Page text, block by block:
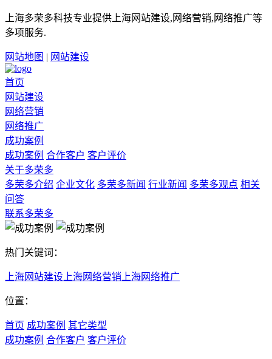
上海多荣多科技专业提供上海网站建设,网络营销,网络推广等
多项服务.
网站地图 | 网站建设
首页
网站建设
网络营销
网络推广
成功案例
成功案例 合作客户 客户评价
关于多荣多
多荣多介绍 企业文化 多荣多新闻 行业新闻 多荣多观点 相关
问答
联系多荣多
热门关键词：
上海网站建设 上海网络营销 上海网络推广
位置：
首页 成功案例 其它类型
成功案例 合作客户 客户评价